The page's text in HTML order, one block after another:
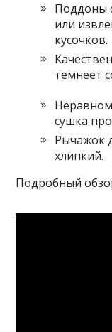
Поддоны
или
кусочков.
темнеет
сушка
Рычажок
хлипкий.
Подробный